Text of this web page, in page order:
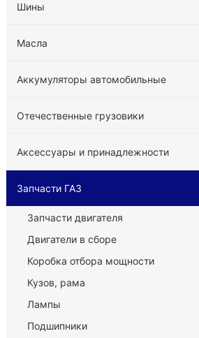
Шины
Масла
Аккумуляторы автомобильные
Отечественные грузовики
Аксессуары и принадлежности
Запчасти ГАЗ
Запчасти двигателя
Двигатели в сборе
Коробка отбора мощности
Кузов, рама
Лампы
Подшипники